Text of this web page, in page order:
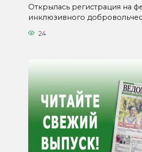
Открылась регистрация на
инклюзивного
24